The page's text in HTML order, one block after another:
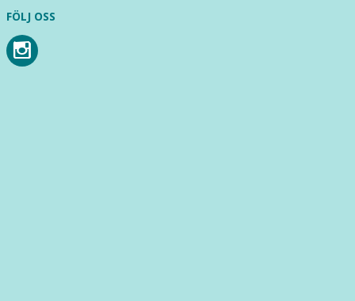
FÖLJ OSS